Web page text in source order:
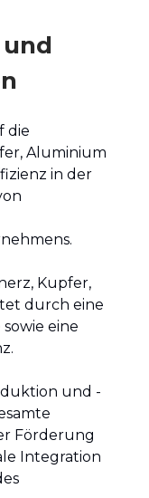
die
Aluminium
in der
Kupfer,
durch eine
eine
und -
Förderung
Integration